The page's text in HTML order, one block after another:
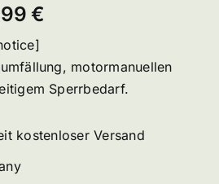
€
bis
35,99 €
motormanuellen
Sperrbedarf.
kostenloser Versand